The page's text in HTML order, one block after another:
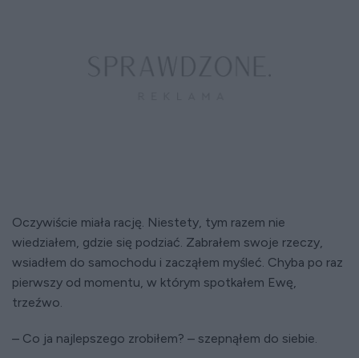
Oczywiście miała rację. Niestety, tym razem nie
wiedziałem, gdzie się podziać. Zabrałem swoje rzeczy,
wsiadłem do samochodu i zacząłem myśleć. Chyba po raz
pierwszy od momentu, w którym spotkałem Ewę,
trzeźwo.
– Co ja najlepszego zrobiłem? – szepnąłem do siebie.